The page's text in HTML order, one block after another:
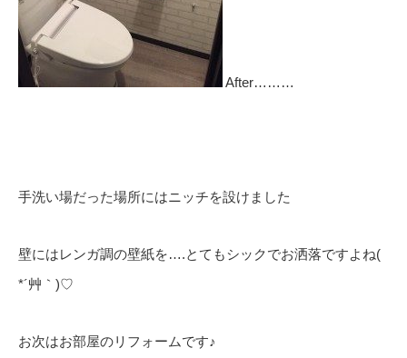
After………
手洗い場だった場所にはニッチを設けました
壁にはレンガ調の壁紙を….とてもシックでお洒落ですよね(
*´艸｀)♡
お次はお部屋のリフォームです♪